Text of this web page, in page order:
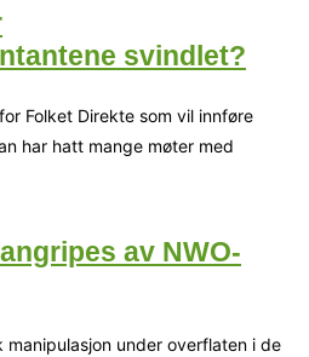
svindlet?
Folket Direkte som vil innføre
har hatt mange møter med
av NWO-
under overflaten i de